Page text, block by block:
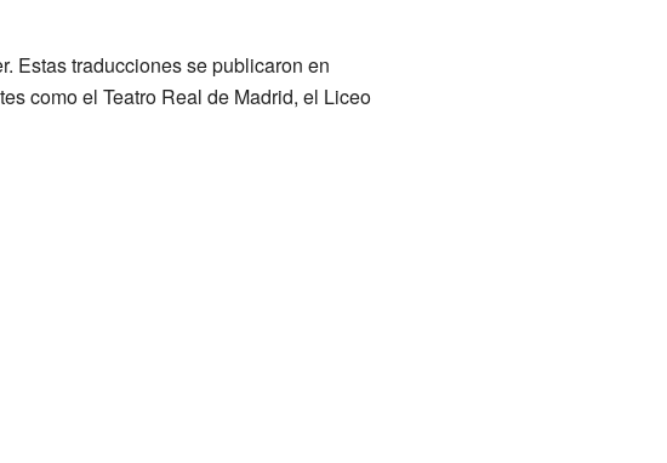
Estas traducciones se publicaron en
como el Teatro Real de Madrid, el Liceo